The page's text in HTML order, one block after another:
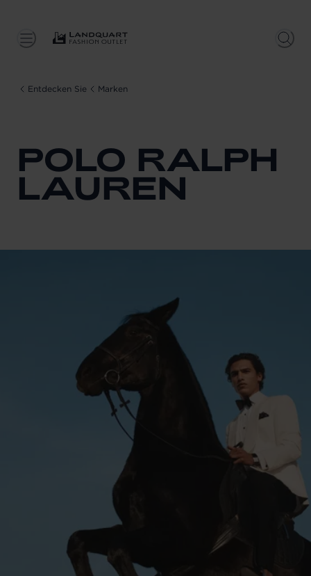
Entdecken Sie Marken
POLO RALPH
LAUREN